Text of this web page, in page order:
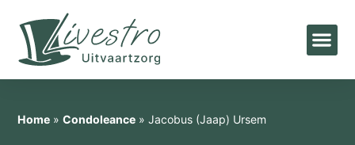
Home »Condoleance »Jacobus (Jaap) Ursem